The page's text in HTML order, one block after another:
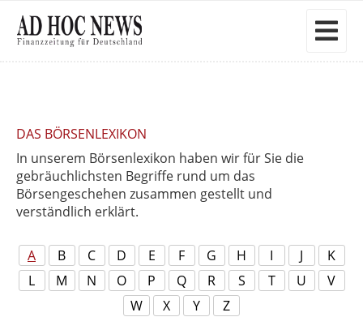
DAS BÖRSENLEXIKON
In unserem Börsenlexikon haben wir für Sie die
gebräuchlichsten Begriffe rund um das
Börsengeschehen zusammen gestellt und
verständlich erklärt.
A B C D E F G H I J
K
L
M N O P Q R S T U
V
W
X Y Z